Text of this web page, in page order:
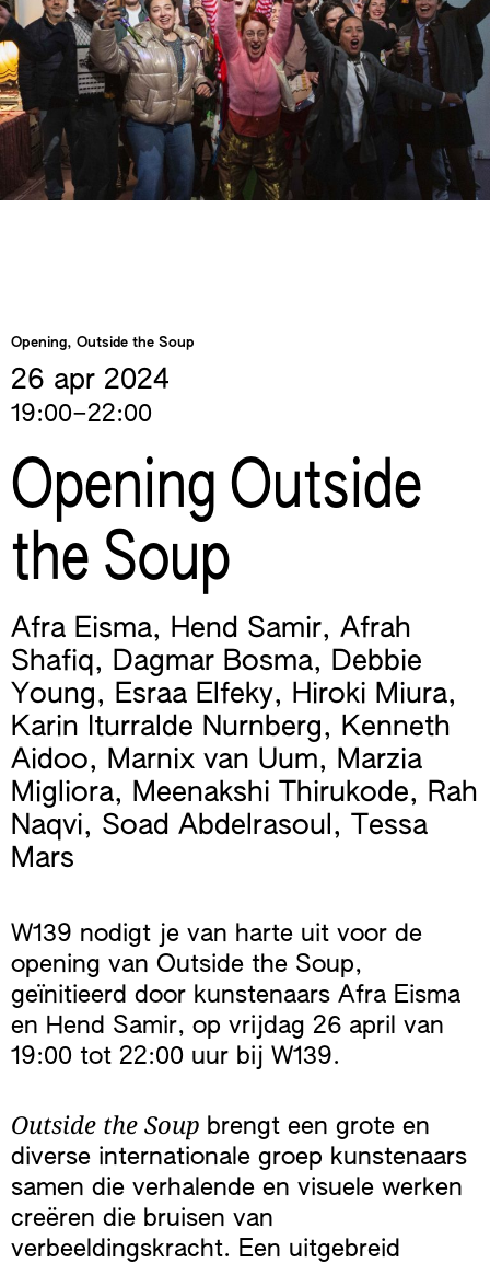
Opening, Outside the Soup
26 apr 2024
19:00–22:00
Opening Outside
the Soup
Afra Eisma, Hend Samir, Afrah
Shafiq, Dagmar Bosma, Debbie
Young, Esraa Elfeky, Hiroki Miura,
Karin Iturralde Nurnberg, Kenneth
Aidoo, Marnix van Uum, Marzia
Migliora, Meenakshi Thirukode, Rah
Naqvi, Soad Abdelrasoul ,
Tessa
Mars
W139 nodigt je van harte uit voor de
opening van Outside the Soup,
geïnitieerd door kunstenaars Afra Eisma
en Hend Samir, op vrijdag 26 april van
19:00 tot 22:00 uur bij W139.
Outside the Soup brengt een grote en
diverse internationale groep kunstenaars
samen die verhalende en visuele werken
creëren die bruisen van
verbeeldingskracht. Een uitgebreid